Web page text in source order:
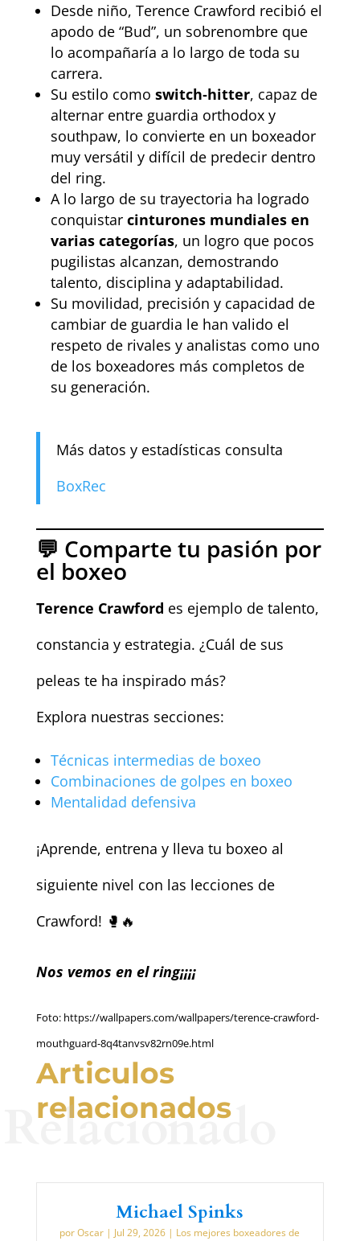
Desde niño, Terence Crawford recibió el
apodo de “Bud”, un sobrenombre que
lo acompañaría a lo largo de toda su
carrera.
Su estilo como switch‑hitter, capaz de
alternar entre guardia orthodox y
southpaw, lo convierte en un boxeador
muy versátil y difícil de predecir dentro
del ring.
A lo largo de su trayectoria ha logrado
conquistar cinturones mundiales en
varias categorías, un logro que pocos
pugilistas alcanzan, demostrando
talento, disciplina y adaptabilidad.
Su movilidad, precisión y capacidad de
cambiar de guardia le han valido el
respeto de rivales y analistas como uno
de los boxeadores más completos de
su generación.
Más datos y estadísticas consulta
BoxRec
💬 Comparte tu pasión por
el boxeo
Terence Crawford es ejemplo de talento,
constancia y estrategia. ¿Cuál de sus
peleas te ha inspirado más?
Explora nuestras secciones:
Técnicas intermedias de boxeo
Combinaciones de golpes en boxeo
Mentalidad defensiva
¡Aprende, entrena y lleva tu boxeo al
siguiente nivel con las lecciones de
Crawford! 🥊🔥
Nos vemos en el ring¡¡¡¡
Foto: https://wallpapers.com/wallpapers/terence-crawford-
mouthguard-8q4tanvsv82rn09e.html
Articulos
relacionados
Relacionado
Michael Spinks
porOscar | Jul 29, 2026 | Los mejores boxeadores de